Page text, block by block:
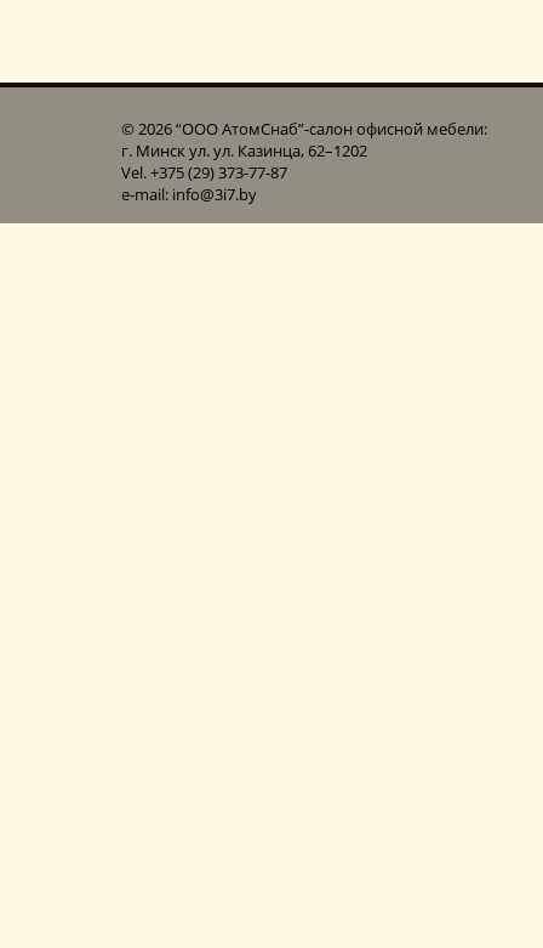
© 2026 “ООО АтомСнаб”-cалон офисной мебели:
г. Минск ул. ул. Казинца, 62–1202
Vel. +375 (29) 373-77-87
e-mail: info@3i7.by